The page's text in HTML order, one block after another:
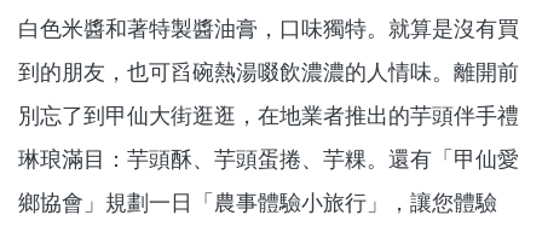
白色米醬和著特製醬油膏，口味獨特。就算是沒有買
到的朋友，也可舀碗熱湯啜飲濃濃的人情味。離開前
別忘了到甲仙大街逛逛，在地業者推出的芋頭伴手禮
琳琅滿目：芋頭酥、芋頭蛋捲、芋粿。還有「甲仙愛
鄉協會」規劃一日「農事體驗小旅行」，讓您體驗